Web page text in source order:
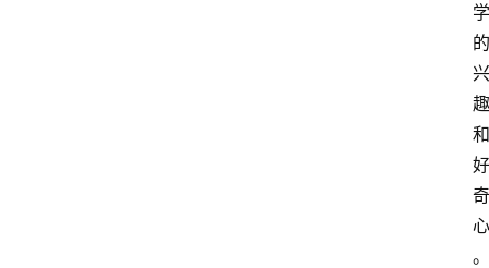
学
的
兴
趣
和
好
奇
心
。